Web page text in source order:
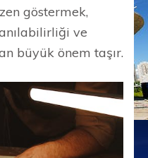
göstermek,
ve
büyük önem taşır.